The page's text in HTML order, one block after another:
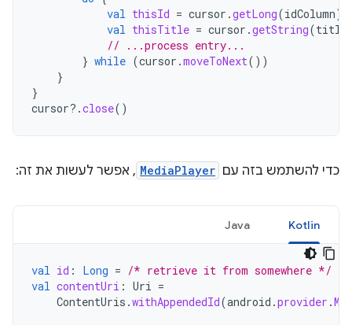
val thisId = cursor .getLong(idColumn)
val thisTitle = cursor .getString(
// ...process entry...
} while (cursor .moveToNext())
}
}
cursor?.close()
כדי להשתמש בזה עם MediaPlayer , אפשר לעשות את זה:
Kotlin
Java
val id : Long = /* retrieve it from somewhere */
val contentUri : Uri =
ContentUris .withAppendedId(android .provider .